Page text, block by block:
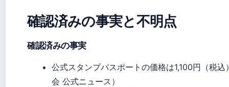
確認済みの事実と不明点
確認済みの事実
公式スタンプパスポートの価格は1,100円（税
会 公式ニュース）